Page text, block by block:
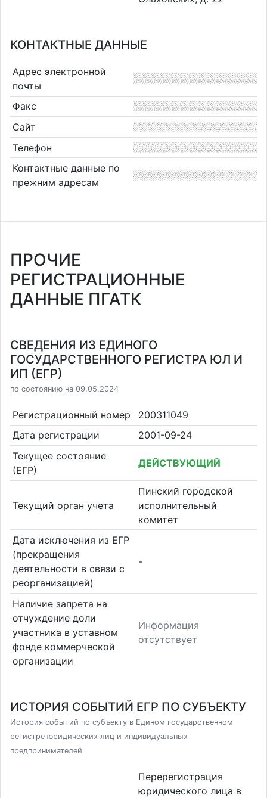
КОНТАКТНЫЕ ДАННЫЕ
Адрес электронной
почты
Факс
Сайт
Телефон
Контактные данные по
прежним адресам
ПРОЧИЕ
РЕГИСТРАЦИОННЫЕ
ДАННЫЕ ПГАТК
СВЕДЕНИЯ ИЗ ЕДИНОГО
ГОСУДАРСТВЕННОГО РЕГИСТРА ЮЛ И
ИП (ЕГР)
по состоянию на 09.05.2024
Регистрационный номер
200311049
Дата регистрации
2001-09-24
Текущее состояние
(ЕГР)
ДЕЙСТВУЮЩИЙ
Текущий орган учета
Пинский городской
исполнительный
комитет
Дата исключения из ЕГР
(прекращения
деятельности в связи с
реорганизацией)
-
Наличие запрета на
отчуждение доли
участника в уставном
фонде коммерческой
организации
Информация
отсутствует
ИСТОРИЯ СОБЫТИЙ ЕГР ПО СУБЪЕКТУ
История событий по субъекту в Едином государственном
регистре юридических лиц и индивидуальных
предпринимателей
Перерегистрация
юридического лица в